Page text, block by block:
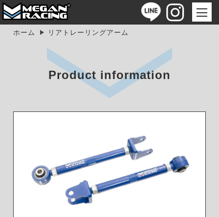
ホーム リアトレーリングアーム
Product information